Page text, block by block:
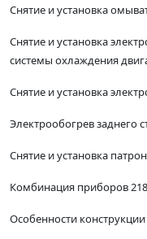
Снятие и установка
Снятие и установка
системы охлаждения
Снятие и установка
Электрообогрев заднего
Снятие и установка
Комбинация приборов 218
Особенности конструкции